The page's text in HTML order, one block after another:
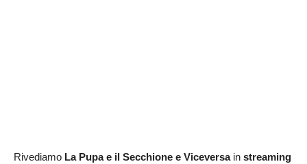
Rivediamo La Pupa e il Secchione e Viceversain streaming